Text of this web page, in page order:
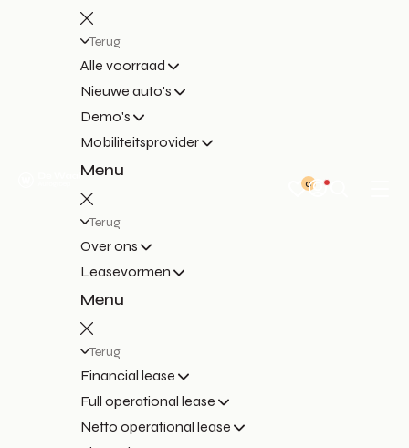
Terug
Alle voorraad
Nieuwe auto's
Demo's
Mobiliteitsprovider
Menu
Terug
Over ons
Leasevormen
Menu
Terug
Financial lease
Full operational lease
Netto operational lease
0